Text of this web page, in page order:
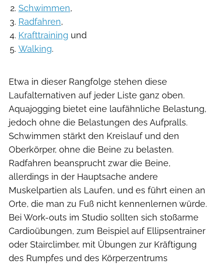
Schwimmen,
Radfahren,
Krafttraining und
Walking.
Etwa in dieser Rangfolge stehen diese
Laufalternativen auf jeder Liste ganz oben.
Aquajogging bietet eine laufähnliche Belastung,
jedoch ohne die Belastungen des Aufpralls.
Schwimmen stärkt den Kreislauf und den
Oberkörper, ohne die Beine zu belasten.
Radfahren beansprucht zwar die Beine,
allerdings in der Hauptsache andere
Muskelpartien als Laufen, und es führt einen an
Orte, die man zu Fuß nicht kennenlernen würde.
Bei Work-outs im Studio sollten sich stoßarme
Cardioübungen, zum Beispiel auf Ellipsentrainer
oder Stairclimber, mit Übungen zur Kräftigung
des Rumpfes und des Körperzentrums